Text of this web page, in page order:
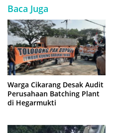
Baca Juga
Warga Cikarang Desak Audit
Perusahaan Batching Plant
di Hegarmukti